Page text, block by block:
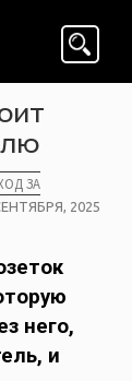
ЗА
2025
него,
и